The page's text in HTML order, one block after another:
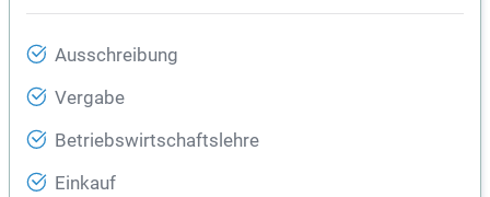
Ausschreibung
Vergabe
Betriebswirtschaftslehre
Einkauf